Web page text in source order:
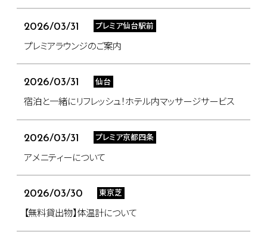
2026/03/31 プレミア仙台駅前
プレミアラウンジのご案内
2026/03/31 仙台
宿泊と一緒にリフレッシュ！ホテル内マッサージサービス
2026/03/31 プレミア京都四条
アメニティーについて
2026/03/30 東京芝
【無料貸出物】体温計について